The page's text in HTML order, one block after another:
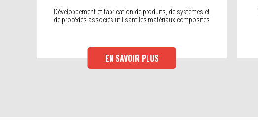
Développement et fabrication de produits, de systèmes et
de procédés associés utilisant les matériaux composites
EN SAVOIR PLUS